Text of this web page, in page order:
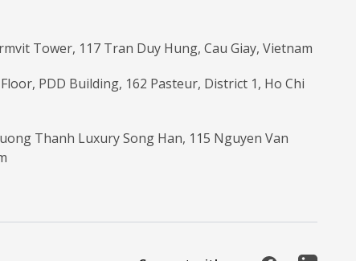
Tower, 117 Tran Duy Hung, Cau Giay, Vietnam
PDD Building, 162 Pasteur, District 1, Ho Chi
Thanh Luxury Song Han, 115 Nguyen Van